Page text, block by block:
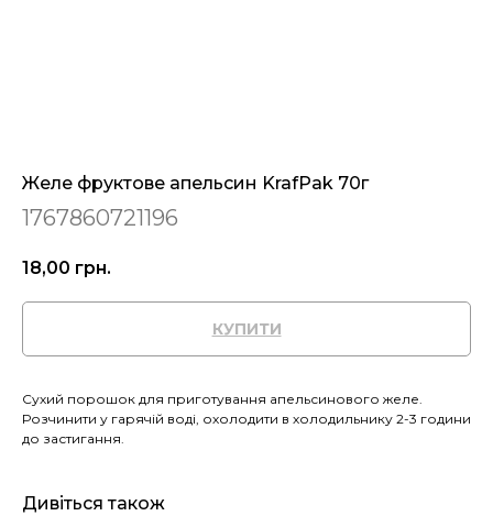
Желе фруктове апельсин KrafPak 70г
1767860721196
18,00 грн.
КУПИТИ
Сухий порошок для приготування апельсинового желе.
Розчинити у гарячій воді, охолодити в холодильнику 2-3 години
до застигання.
Дивіться також